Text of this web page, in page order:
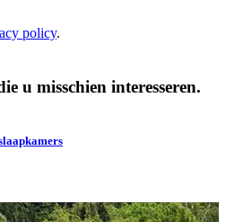
policy.
u misschien interesseren.